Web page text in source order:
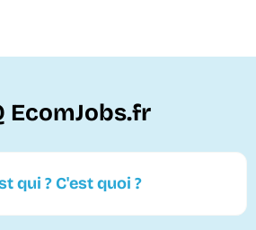
EcomJobs.fr
qui ? C'est quoi ?